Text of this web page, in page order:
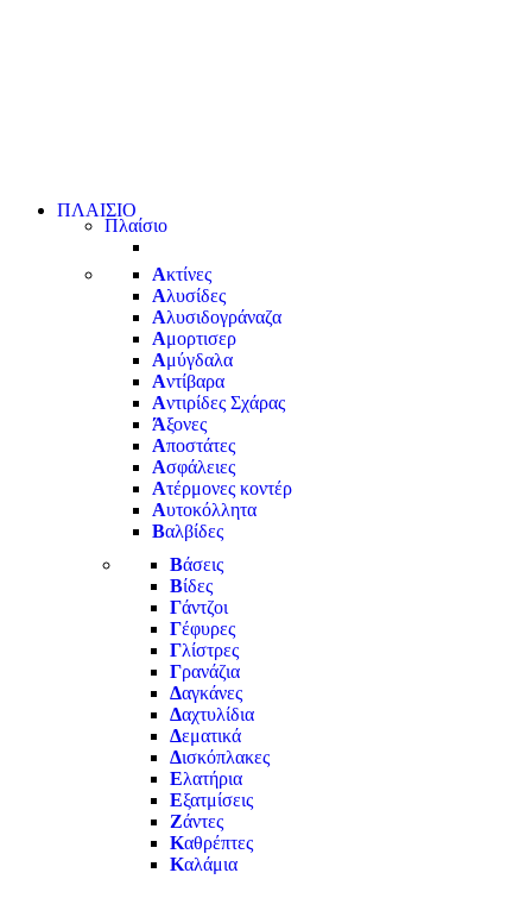
ΠΛΑΙΣΙΟ
Πλαίσιο
Ακτίνες
Αλυσίδες
Αλυσιδογράναζα
Αμορτισερ
Αμύγδαλα
Αντίβαρα
Αντιρίδες Σχάρας
Άξονες
Αποστάτες
Ασφάλειες
Ατέρμονες κοντέρ
Αυτοκόλλητα
Βαλβίδες
Βάσεις
Βίδες
Γάντζοι
Γέφυρες
Γλίστρες
Γρανάζια
Δαγκάνες
Δαχτυλίδια
Δεματικά
Δισκόπλακες
Ελατήρια
Εξατμίσεις
Ζάντες
Καθρέπτες
Καλάμια